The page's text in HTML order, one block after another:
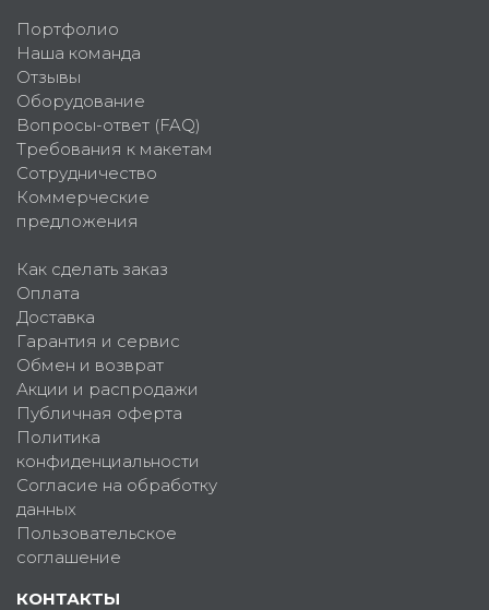
Портфолио
Наша команда
Отзывы
Оборудование
Вопросы-ответ (FAQ)
Требования к макетам
Сотрудничество
Коммерческие
предложения
Как сделать заказ
Оплата
Доставка
Гарантия и сервис
Обмен и возврат
Акции и распродажи
Публичная оферта
Политика
конфиденциальности
Согласие на обработку
данных
Пользовательское
соглашение
КОНТАКТЫ